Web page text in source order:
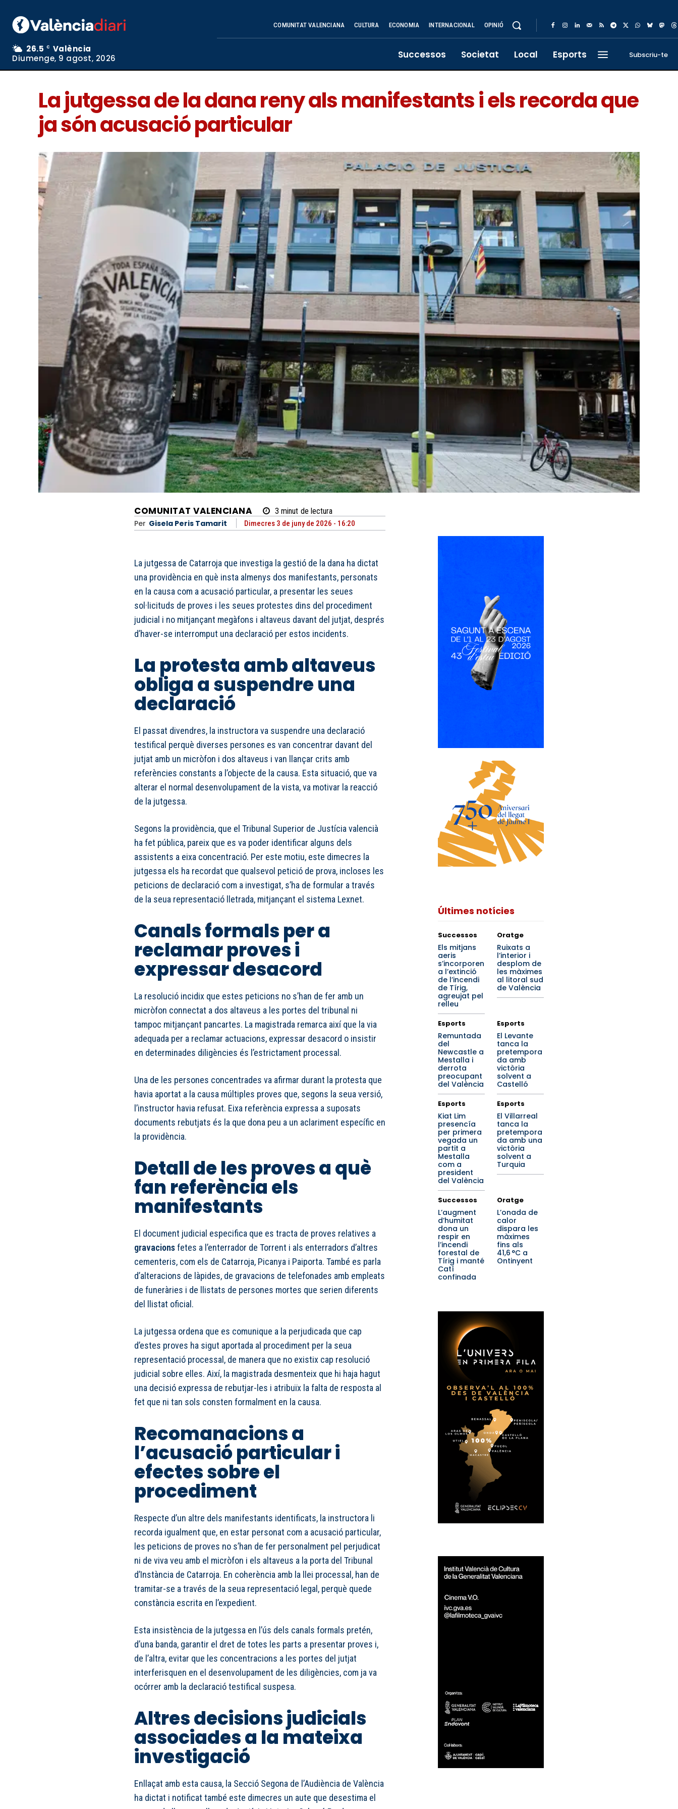
26.5 C
València
Diumenge, 9 agost, 2026
COMUNITAT VALENCIANA CULTURA ECONOMIA INTERNACIONAL OPINIÓ
Successos Societat Local Esports Subscriu-te
La jutgessa de la dana reny als manifestants i els recorda que
ja són acusació particular
COMUNITAT VALENCIANA 3 minut de lectura
Per Gisela Peris Tamarit Dimecres 3 de juny de 2026 - 16:20
La jutgessa de Catarroja que investiga la gestió de la dana ha dictat
una providència en què insta almenys dos manifestants, personats
en la causa com a acusació particular, a presentar les seues
sol·licituds de proves i les seues protestes dins del procediment
judicial i no mitjançant megàfons i altaveus davant del jutjat, després
d’haver-se interromput una declaració per estos incidents.
La protesta amb altaveus
obliga a suspendre una
declaració
El passat divendres, la instructora va suspendre una declaració
testifical perquè diverses persones es van concentrar davant del
jutjat amb un micròfon i dos altaveus i van llançar crits amb
referències constants a l’objecte de la causa. Esta situació, que va
alterar el normal desenvolupament de la vista, va motivar la reacció
de la jutgessa.
Segons la providència, que el Tribunal Superior de Justícia valencià
ha fet pública, pareix que es va poder identificar alguns dels
assistents a eixa concentració. Per este motiu, este dimecres la
jutgessa els ha recordat que qualsevol petició de prova, incloses les
peticions de declaració com a investigat, s’ha de formular a través
de la seua representació lletrada, mitjançant el sistema Lexnet.
Canals formals per a
reclamar proves i
expressar desacord
La resolució incidix que estes peticions no s’han de fer amb un
micròfon connectat a dos altaveus a les portes del tribunal ni
tampoc mitjançant pancartes. La magistrada remarca així que la via
adequada per a reclamar actuacions, expressar desacord o insistir
en determinades diligències és l’estrictament processal.
Una de les persones concentrades va afirmar durant la protesta que
havia aportat a la causa múltiples proves que, segons la seua versió,
l’instructor havia refusat. Eixa referència expressa a suposats
documents rebutjats és la que dona peu a un aclariment específic en
la providència.
Detall de les proves a què
fan referència els
manifestants
El document judicial especifica que es tracta de proves relatives a
gravacionsfetes a l’enterrador de Torrent i als enterradors d’altres
cementeris, com els de Catarroja, Picanya i Paiporta. També es parla
d’alteracions de làpides, de gravacions de telefonades amb empleats
de funeràries i de llistats de persones mortes que serien diferents
del llistat oficial.
La jutgessa ordena que es comunique a la perjudicada que cap
d’estes proves ha sigut aportada al procediment per la seua
representació processal, de manera que no existix cap resolució
judicial sobre elles. Així, la magistrada desmenteix que hi haja hagut
una decisió expressa de rebutjar-les i atribuïx la falta de resposta al
fet que ni tan sols consten formalment en la causa.
Recomanacions a
l’acusació particular i
efectes sobre el
procediment
Respecte d’un altre dels manifestants identificats, la instructora li
recorda igualment que, en estar personat com a acusació particular,
les peticions de proves no s’han de fer personalment pel perjudicat
ni de viva veu amb el micròfon i els altaveus a la porta del Tribunal
d’Instància de Catarroja. En coherència amb la llei processal, han de
tramitar-se a través de la seua representació legal, perquè quede
constància escrita en l’expedient.
Esta insistència de la jutgessa en l’ús dels canals formals pretén,
d’una banda, garantir el dret de totes les parts a presentar proves i,
de l’altra, evitar que les concentracions a les portes del jutjat
interferisquen en el desenvolupament de les diligències, com ja va
ocórrer amb la declaració testifical suspesa.
Altres decisions judicials
associades a la mateixa
investigació
Enllaçat amb esta causa, la Secció Segona de l’Audiència de València
ha dictat i notificat també este dimecres un aute que desestima el
Últimes notícies
Successos
Els mitjans
aeris
s’incorporen
a l’extinció
de l’incendi
de Tírig,
agreujat pel
relleu
Oratge
Ruixats a
l’interior i
desplom de
les màximes
al litoral sud
de València
Esports
Remuntada
del
Newcastle a
Mestalla i
derrota
preocupant
del València
Esports
El Levante
tanca la
pretempora
da amb
victòria
solvent a
Castelló
Esports
Kiat Lim
presencía
per primera
vegada un
partit a
Mestalla
com a
president
del València
Esports
El Villarreal
tanca la
pretempora
da amb una
victòria
solvent a
Turquia
Successos
L’augment
d’humitat
dona un
respir en
l’incendi
forestal de
Tírig i manté
Catí
confinada
Oratge
L’onada de
calor
dispara les
màximes
fins als
41,6 °C a
Ontinyent